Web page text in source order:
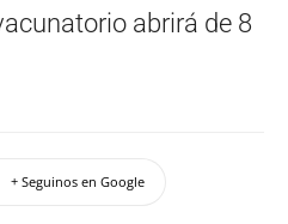
abrirá de 8
+ Seguinos en Google